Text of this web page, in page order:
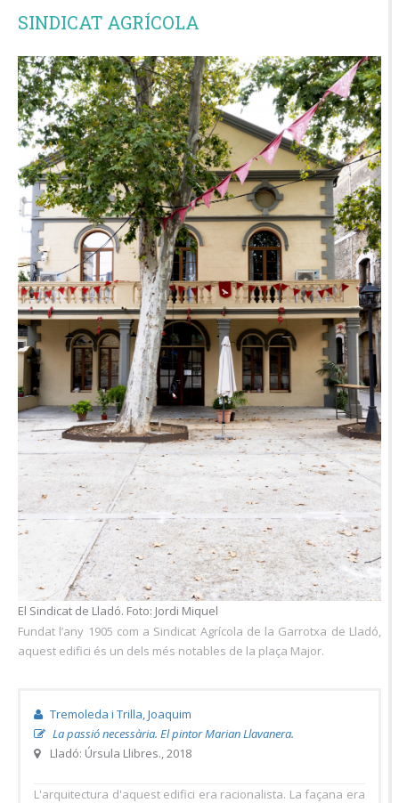
SINDICAT AGRÍCOLA
El Sindicat de Lladó. Foto: Jordi Miquel
Fundat l’any 1905 com a Sindicat Agrícola de la Garrotxa de Lladó,
aquest edifici és un dels més notables de la plaça Major.
Tremoleda i Trilla, Joaquim
La passió necessària. El pintor Marian Llavanera.
Lladó: Úrsula Llibres., 2018
L'arquitectura d'aquest edifici era racionalista. La façana era